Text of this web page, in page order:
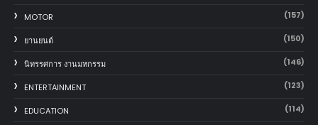
MOTOR (157)
‎ยานยนต์‎ (150)
นิทรรศการ งานมหกรรม (146)
ENTERTAINMENT (123)
EDUCATION (114)